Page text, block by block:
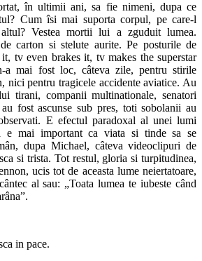
în ultimii ani, sa fie nimeni, dupa ce
Cum îsi mai suporta corpul, pe care-l
Vestea mortii lui a zguduit lumea.
carton si stelute aurite. Pe posturile de
tv even brakes it, tv makes the superstar
a mai fost loc, câteva zile, pentru stirile
nici pentru tragicele accidente aviatice. Au
tirani, companii multinationale, senatori
fost ascunse sub pres, toti sobolanii au
E efectul paradoxal al unei lumi
e mai important ca viata si tinde sa se
dupa Michael, câteva videoclipuri de
si trista. Tot restul, gloria si turpitudinea,
ucis tot de aceasta lume neiertatoare,
al sau: „Toata lumea te iubeste când
in pace.